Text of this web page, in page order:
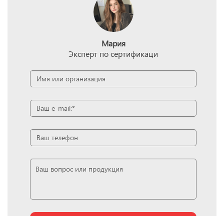
Мария
Эксперт по сертификаци